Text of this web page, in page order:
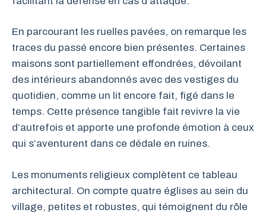
En parcourant les ruelles pavées, on remarque les
traces du passé encore bien présentes. Certaines
maisons sont partiellement effondrées, dévoilant
des intérieurs abandonnés avec des vestiges du
quotidien, comme un lit encore fait, figé dans le
temps. Cette présence tangible fait revivre la vie
d’autrefois et apporte une profonde émotion à ceux
qui s’aventurent dans ce dédale en ruines.
Les monuments religieux complètent ce tableau
architectural. On compte quatre églises au sein du
village, petites et robustes, qui témoignent du rôle